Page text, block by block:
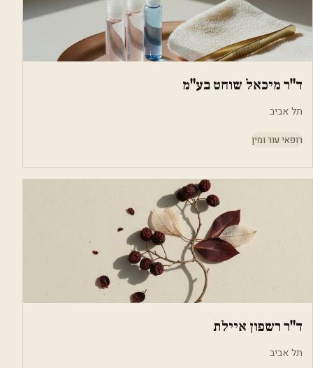
ד"ר מיכאל שוחט בע"מ
תל אביב
רופאי עור ומין
ד"ר רשפון איילת
תל אביב